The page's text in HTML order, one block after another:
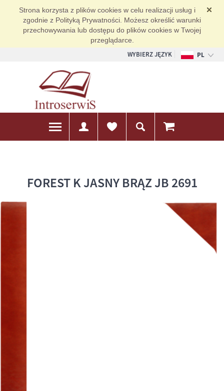
Strona korzysta z plików cookies w celu realizacji usług i
zgodnie z Polityką Prywatności. Możesz określić warunki
przechowywania lub dostępu do plików cookies w Twojej
przeglądarce.
WYBIERZ JĘZYK
PL
FOREST K JASNY BRĄZ JB 2691